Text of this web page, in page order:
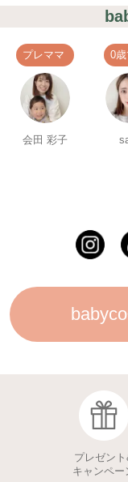
プレママ
会田 彩子
0
プレゼン
キャンペー